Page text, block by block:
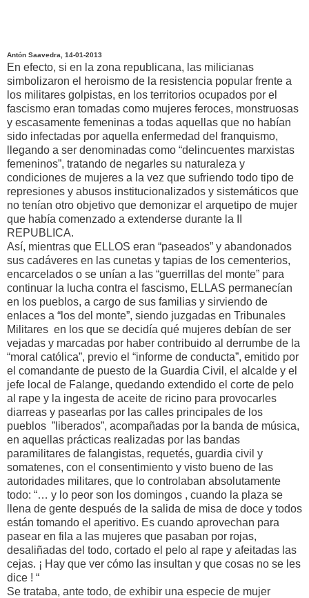
Antón Saavedra, 14-01-2013
En efecto, si en la zona republicana, las milicianas
simbolizaron el heroismo de la resistencia popular frente a
los militares golpistas, en los territorios ocupados por el
fascismo eran tomadas como mujeres feroces, monstruosas
y escasamente femeninas a todas aquellas que no habían
sido infectadas por aquella enfermedad del franquismo,
llegando a ser denominadas como “delincuentes marxistas
femeninos”, tratando de negarles su naturaleza y
condiciones de mujeres a la vez que sufriendo todo tipo de
represiones y abusos institucionalizados y sistemáticos que
no tenían otro objetivo que demonizar el arquetipo de mujer
que había comenzado a extenderse durante la II
REPUBLICA.
Así, mientras que ELLOS eran “paseados” y abandonados
sus cadáveres en las cunetas y tapias de los cementerios,
encarcelados o se unían a las “guerrillas del monte” para
continuar la lucha contra el fascismo, ELLAS permanecían
en los pueblos, a cargo de sus familias y sirviendo de
enlaces a “los del monte”, siendo juzgadas en Tribunales
Militares en los que se decidía qué mujeres debían de ser
vejadas y marcadas por haber contribuido al derrumbe de la
“moral católica”, previo el “informe de conducta”, emitido por
el comandante de puesto de la Guardia Civil, el alcalde y el
jefe local de Falange, quedando extendido el corte de pelo
al rape y la ingesta de aceite de ricino para provocarles
diarreas y pasearlas por las calles principales de los
pueblos ”liberados”, acompañadas por la banda de música,
en aquellas prácticas realizadas por las bandas
paramilitares de falangistas, requetés, guardia civil y
somatenes, con el consentimiento y visto bueno de las
autoridades militares, que lo controlaban absolutamente
todo: “… y lo peor son los domingos , cuando la plaza se
llena de gente después de la salida de misa de doce y todos
están tomando el aperitivo. Es cuando aprovechan para
pasear en fila a las mujeres que pasaban por rojas,
desaliñadas del todo, cortado el pelo al rape y afeitadas las
cejas. ¡ Hay que ver cómo las insultan y que cosas no se les
dice ! “
Se trataba, ante todo, de exhibir una especie de mujer